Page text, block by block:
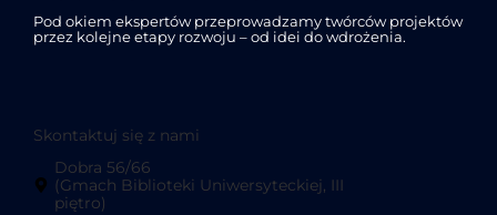
Pod okiem ekspertów przeprowadzamy twórców projektów
przez kolejne etapy rozwoju – od idei do wdrożenia.
Skontaktuj się z nami
Dobra 56/66
(Gmach Biblioteki Uniwersyteckiej, III
piętro)